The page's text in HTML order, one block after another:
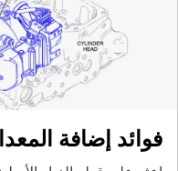
فوائد إضافة